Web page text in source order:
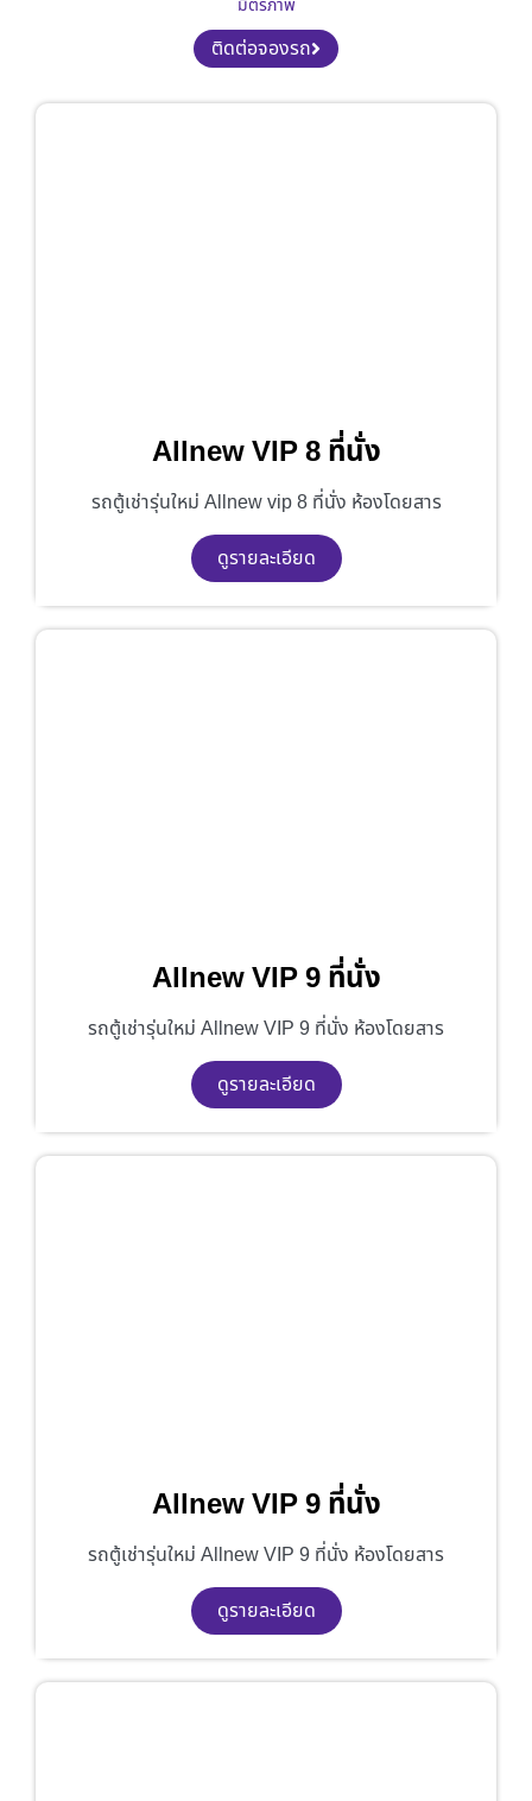
มิตรภาพ
ติดต่อจองรถ
Allnew VIP 8 ที่นั่ง
รถตู้เช่ารุ่นใหม่ Allnew vip 8 ที่นั่ง ห้องโดยสาร
ดูรายละเอียด
Allnew VIP 9 ที่นั่ง
รถตู้เช่ารุ่นใหม่ Allnew VIP 9 ที่นั่ง ห้องโดยสาร
ดูรายละเอียด
Allnew VIP 9 ที่นั่ง
รถตู้เช่ารุ่นใหม่ Allnew VIP 9 ที่นั่ง ห้องโดยสาร
ดูรายละเอียด